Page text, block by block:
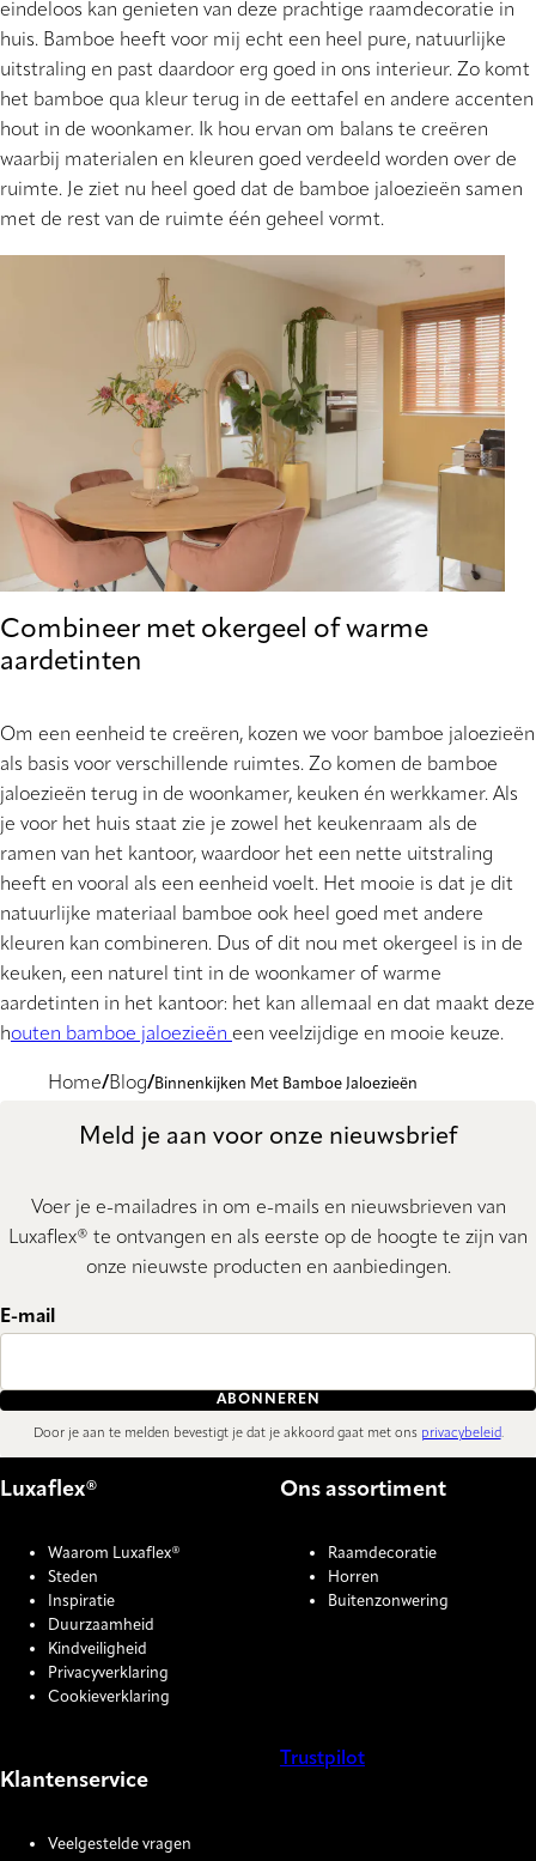
eindeloos kan genieten van deze prachtige raamdecoratie in
huis. Bamboe heeft voor mij echt een heel pure, natuurlijke
uitstraling en past daardoor erg goed in ons interieur. Zo komt
het bamboe qua kleur terug in de eettafel en andere accenten
hout in de woonkamer. Ik hou ervan om balans te creëren
waarbij materialen en kleuren goed verdeeld worden over de
ruimte. Je ziet nu heel goed dat de bamboe jaloezieën samen
met de rest van de ruimte één geheel vormt.
Combineer met okergeel of warme
aardetinten
Om een eenheid te creëren, kozen we voor bamboe jaloezieën
als basis voor verschillende ruimtes. Zo komen de bamboe
jaloezieën terug in de woonkamer, keuken én werkkamer. Als
je voor het huis staat zie je zowel het keukenraam als de
ramen van het kantoor, waardoor het een nette uitstraling
heeft en vooral als een eenheid voelt. Het mooie is dat je dit
natuurlijke materiaal bamboe ook heel goed met andere
kleuren kan combineren. Dus of dit nou met okergeel is in de
keuken, een naturel tint in de woonkamer of warme
aardetinten in het kantoor: het kan allemaal en dat maakt deze
houten bamboe jaloezieën een veelzijdige en mooie keuze.
Home Blog Binnenkijken Met Bamboe Jaloezieën
Meld je aan voor onze nieuwsbrief
Voer je e-mailadres in om e-mails en nieuwsbrieven van
Luxaflex® te ontvangen en als eerste op de hoogte te zijn van
onze nieuwste producten en aanbiedingen.
E-mail
ABONNEREN
Door je aan te melden bevestigt je dat je akkoord gaat met ons privacybeleid.
Luxaflex®
Waarom Luxaflex®
Steden
Inspiratie
Duurzaamheid
Kindveiligheid
Privacyverklaring
Cookieverklaring
Ons assortiment
Raamdecoratie
Horren
Buitenzonwering
Klantenservice
Veelgestelde vragen
Trustpilot